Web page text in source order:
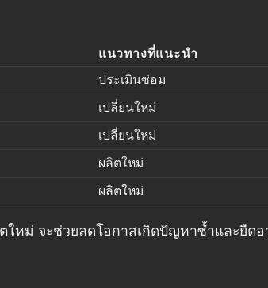
แนวทางที่แนะนำ
ประเมินซ่อม
เปลี่ยนใหม่
เปลี่ยนใหม่
ผลิตใหม่
ผลิตใหม่
ใหม่ จะช่วยลดโอกาสเกิดปัญหาซ้ำและยืด